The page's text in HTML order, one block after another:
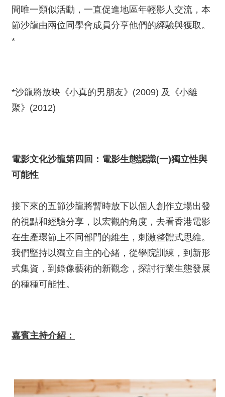
間唯一類似活動，一直促進地區年輕影人交流，本
節沙龍由兩位同學會成員分享他們的經驗與獲取。
*
*沙龍將放映《小真的男朋友》(2009) 及《小離
聚》(2012)
電影文化沙龍第四回：電影生態認識(一)獨立性與
可能性
接下來的五節沙龍將暫時放下以個人創作立場出發
的視點和經驗分享，以宏觀的角度，去看香港電影
在生產環節上不同部門的維生，刺激整體式思維。
我們堅持以獨立自主的心緒，從學院訓練，到新形
式集資，到錄像藝術的新觀念，探討行業生態發展
的種種可能性。
嘉賓主持介紹：